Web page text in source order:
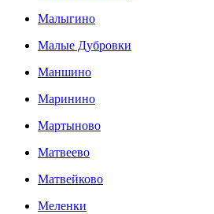
Малыгино
Малые Дубровки
Маншино
Маринино
Мартыново
Матвеево
Матвейково
Меленки